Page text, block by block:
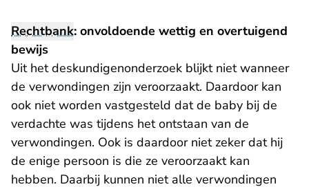
Rechtbank: onvoldoende wettig en overtuigend
bewijs
Uit het deskundigenonderzoek blijkt niet wanneer
de verwondingen zijn veroorzaakt. Daardoor kan
ook niet worden vastgesteld dat de baby bij de
verdachte was tijdens het ontstaan van de
verwondingen. Ook is daardoor niet zeker dat hij
de enige persoon is die ze veroorzaakt kan
hebben. Daarbij kunnen niet alle verwondingen